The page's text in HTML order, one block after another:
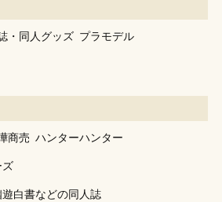
・同人グッズ プラモデル
商売 ハンターハンター
ズ
白書などの同人誌